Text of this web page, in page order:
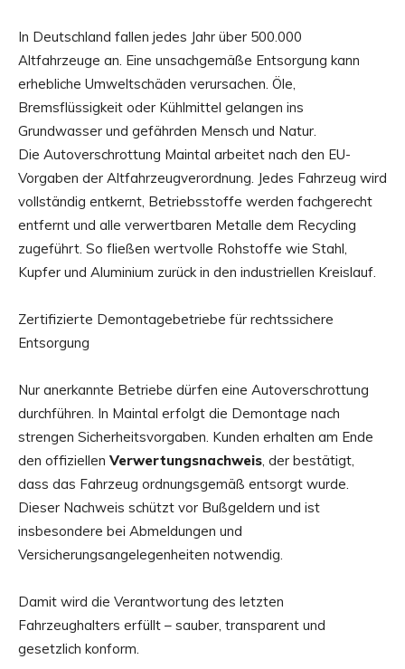
In Deutschland fallen jedes Jahr über 500.000
Altfahrzeuge an. Eine unsachgemäße Entsorgung kann
erhebliche Umweltschäden verursachen. Öle,
Bremsflüssigkeit oder Kühlmittel gelangen ins
Grundwasser und gefährden Mensch und Natur.
Die Autoverschrottung Maintal arbeitet nach den EU-
Vorgaben der Altfahrzeugverordnung. Jedes Fahrzeug wird
vollständig entkernt, Betriebsstoffe werden fachgerecht
entfernt und alle verwertbaren Metalle dem Recycling
zugeführt. So fließen wertvolle Rohstoffe wie Stahl,
Kupfer und Aluminium zurück in den industriellen Kreislauf.
Zertifizierte Demontagebetriebe für rechtssichere
Entsorgung
Nur anerkannte Betriebe dürfen eine Autoverschrottung
durchführen. In Maintal erfolgt die Demontage nach
strengen Sicherheitsvorgaben. Kunden erhalten am Ende
den offiziellen Verwertungsnachweis, der bestätigt,
dass das Fahrzeug ordnungsgemäß entsorgt wurde.
Dieser Nachweis schützt vor Bußgeldern und ist
insbesondere bei Abmeldungen und
Versicherungsangelegenheiten notwendig.
Damit wird die Verantwortung des letzten
Fahrzeughalters erfüllt – sauber, transparent und
gesetzlich konform.